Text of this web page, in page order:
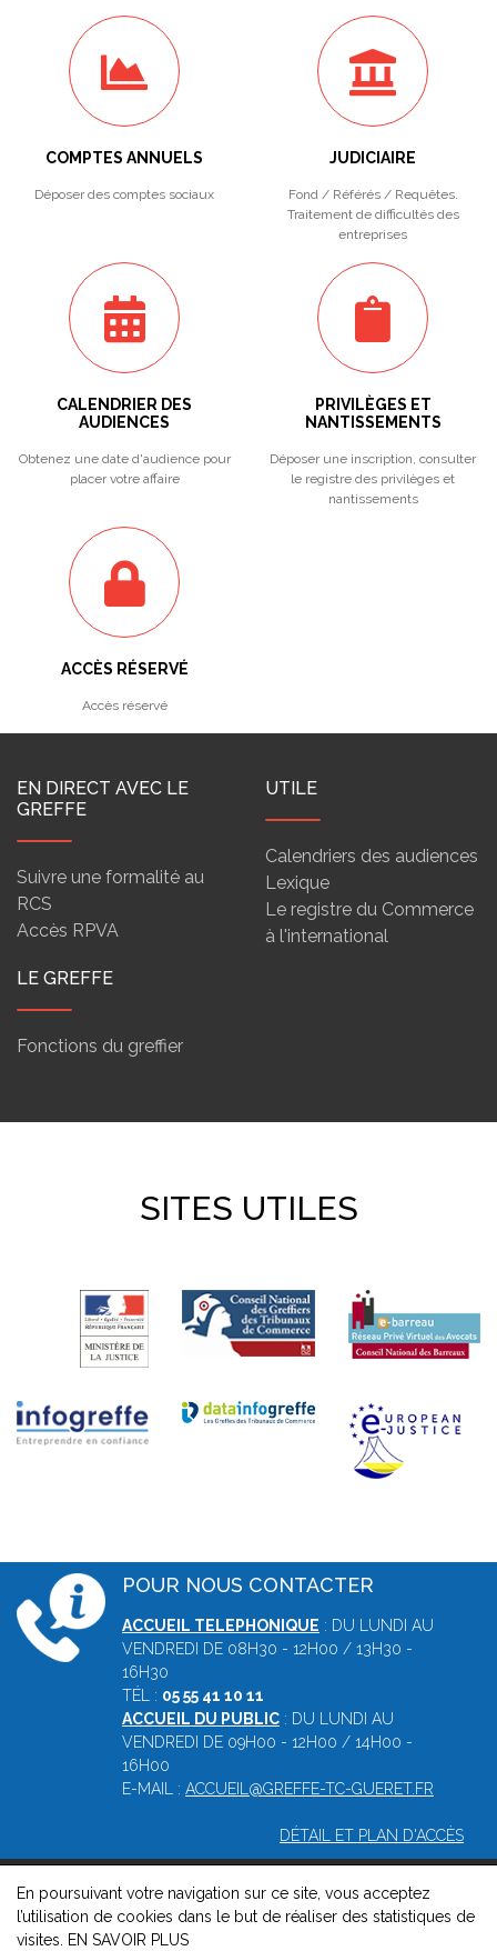
COMPTES ANNUELS
Déposer des comptes sociaux
JUDICIAIRE
Fond / Référés / Requêtes.
Traitement de difficultés des
entreprises
CALENDRIER DES
AUDIENCES
Obtenez une date d'audience pour
placer votre affaire
PRIVILÈGES ET
NANTISSEMENTS
Déposer une inscription, consulter
le registre des privilèges et
nantissements
ACCÈS RÉSERVÉ
Accès réservé
EN DIRECT AVEC LE
GREFFE
Suivre une formalité au
RCS
Accès RPVA
UTILE
Calendriers des audiences
Lexique
Le registre du Commerce
à l'international
LE GREFFE
Fonctions du greffier
SITES UTILES
POUR NOUS CONTACTER
ACCUEIL TELEPHONIQUE : DU LUNDI AU
VENDREDI DE 08H30 - 12H00 / 13H30 -
16H30
TÉL : 05 55 41 10 11
ACCUEIL DU PUBLIC : DU LUNDI AU
VENDREDI DE 09H00 - 12H00 / 14H00 -
16H00
E-MAIL : ACCUEIL@GREFFE-TC-GUERET.FR
DÉTAIL ET PLAN D'ACCÈS
© 2026, Greffe du tribunal de commerce de Guéret -Mentions
légales-Contact -Gestion des cookies -Politique de
En poursuivant votre navigation sur ce site, vous acceptez
l’utilisation de cookies dans le but de réaliser des statistiques de
visites.
EN SAVOIR PLUS